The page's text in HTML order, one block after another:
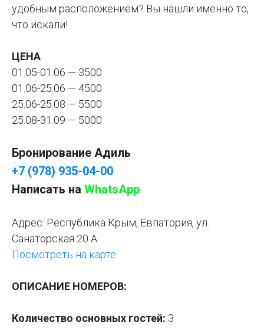
удобным расположением? Вы нашли именно то,
что искали!
ЦЕНА
01.05-01.06 — 3500
01.06-25.06 — 4500
25.06-25.08 — 5500
25.08-31.09 — 5000
Бронирование Адиль
+7 (978) 935-04-00
Написать на WhatsApp
Адрес: Республика Крым, Евпатория, ул.
Санаторская 20 А
Посмотреть на карте
ОПИСАНИЕ НОМЕРОВ:
Количество основных гостей: 3